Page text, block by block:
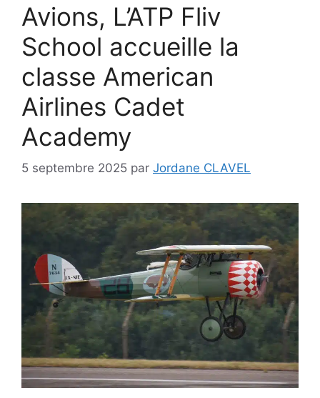
Avions, L’ATP Fliv
School accueille la
classe American
Airlines Cadet
Academy
5 septembre 2025 par Jordane CLAVEL